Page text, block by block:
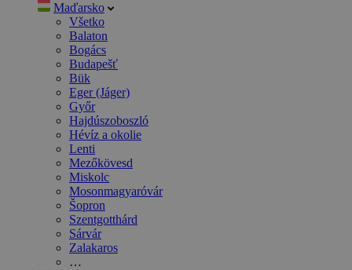
Maďarsko
Všetko
Balaton
Bogács
Budapešť
Bük
Eger (Jáger)
Győr
Hajdúszoboszló
Hévíz a okolie
Lenti
Mezőkövesd
Miskolc
Mosonmagyaróvár
Šopron
Szentgotthárd
Sárvár
Zalakaros
…